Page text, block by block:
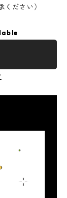
ださい）